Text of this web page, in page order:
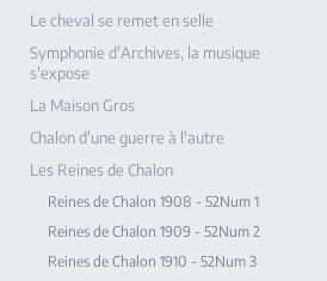
Le cheval se remet en selle
Symphonie d'Archives, la musique
s'expose
La Maison Gros
Chalon d'une guerre à l'autre
Les Reines de Chalon
Reines de Chalon 1908 - 52Num 1
Reines de Chalon 1909 - 52Num 2
Reines de Chalon 1910 - 52Num 3